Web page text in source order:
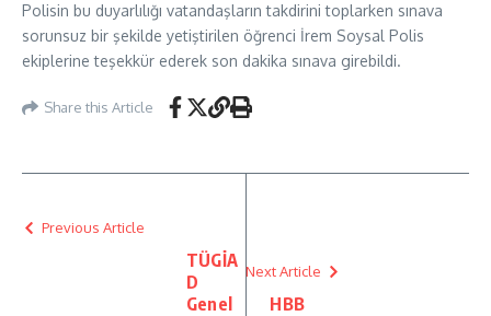
Polisin bu duyarlılığı vatandaşların takdirini toplarken sınava
sorunsuz bir şekilde yetiştirilen öğrenci İrem Soysal Polis
ekiplerine teşekkür ederek son dakika sınava girebildi.
Share this Article
Previous Article
TÜGİA
D
Genel
Next Article
HBB